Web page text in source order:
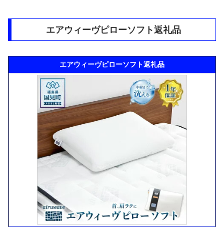
エアウィーヴピローソフト返礼品
エアウィーヴピローソフト返礼品